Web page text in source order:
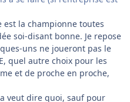
est la championne toutes
soi-disant bonne. Je repose
uns ne joueront pas le
quel autre choix pour les
et de proche en proche,
veut dire quoi, sauf pour